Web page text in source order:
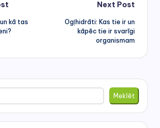
kā tas
Next Post
Ogļhidrāti: Kas tie ir un
kāpēc tie ir svarīgi
organismam
Meklēt